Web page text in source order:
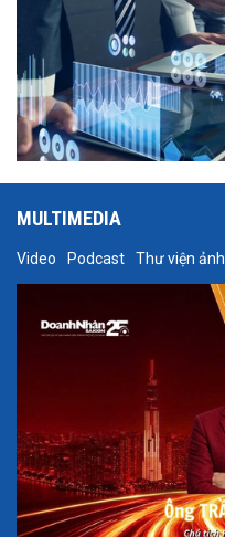
MULTIMEDIA
Video Podcast Thư viện ảnh